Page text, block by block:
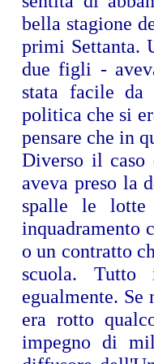
bella stagione
primi Settanta.
due figli -
stata facile da
politica che si
pensare che in
Diverso il
aveva preso la
spalle le
inquadramento
o un contratto
scuola.
egualmente. Se
era rotto
impegno di